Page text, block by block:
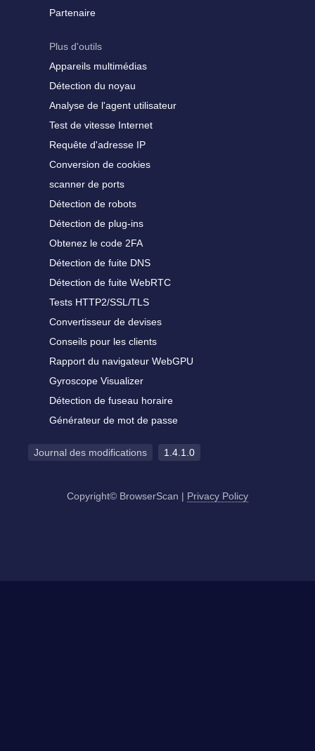
Partenaire
Plus d'outils
Appareils multimédias
Détection du noyau
Analyse de l'agent utilisateur
Test de vitesse Internet
Requête d'adresse IP
Conversion de cookies
scanner de ports
Détection de robots
Détection de plug-ins
Obtenez le code 2FA
Détection de fuite DNS
Détection de fuite WebRTC
Tests HTTP2/SSL/TLS
Convertisseur de devises
Conseils pour les clients
Rapport du navigateur WebGPU
Gyroscope Visualizer
Détection de fuseau horaire
Générateur de mot de passe
Journal des modifications 1.4.1.0
Copyright© BrowserScan | Privacy Policy